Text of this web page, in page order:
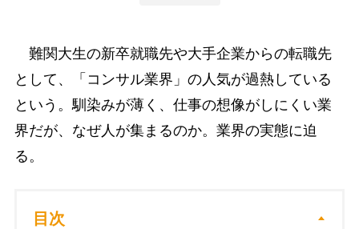
難関大生の新卒就職先や大手企業からの転職先
として、「コンサル業界」の人気が過熱している
という。馴染みが薄く、仕事の想像がしにくい業
界だが、なぜ人が集まるのか。業界の実態に迫
る。
目次